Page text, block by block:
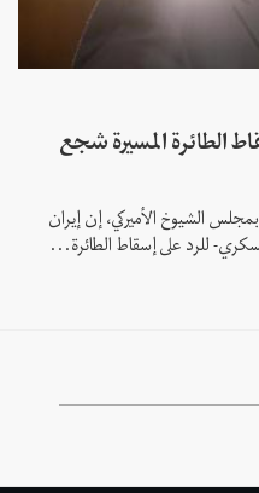
الطائرة المسيرة شجع
الشيوخ الأميركي، إن إيران
للرد على إسقاط الطائرة...